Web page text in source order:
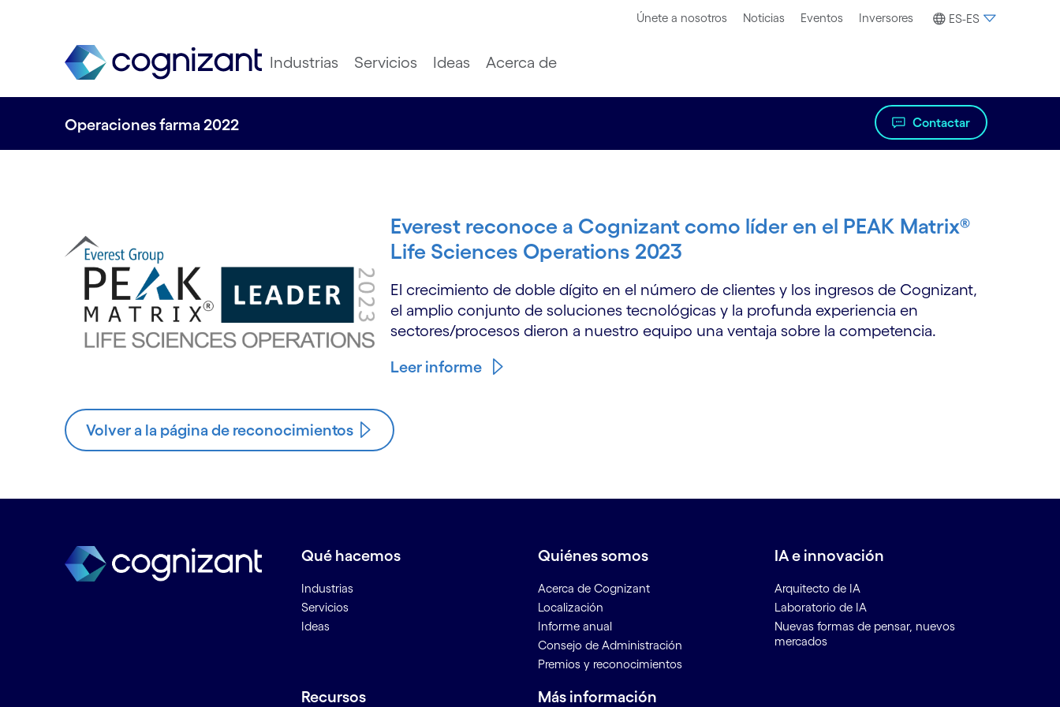
Únete a nosotros Noticias Eventos Inversores ES-ES
Industrias Servicios Ideas Acerca de
Operaciones farma 2022 Contactar
Everest reconoce a Cognizant como líder en el PEAK Matrix®
Life Sciences Operations 2023
El crecimiento de doble dígito en el número de clientes y los ingresos de Cognizant,
el amplio conjunto de soluciones tecnológicas y la profunda experiencia en
sectores/procesos dieron a nuestro equipo una ventaja sobre la competencia.
Leer informe
Volver a la página de reconocimientos
Qué hacemos
Industrias
Servicios
Ideas
Quiénes somos
Acerca de Cognizant
Localización
Informe anual
Consejo de Administración
Premios y reconocimientos
IA e innovación
Arquitecto de IA
Laboratorio de IA
Nuevas formas de pensar, nuevos
mercados
Recursos Más información